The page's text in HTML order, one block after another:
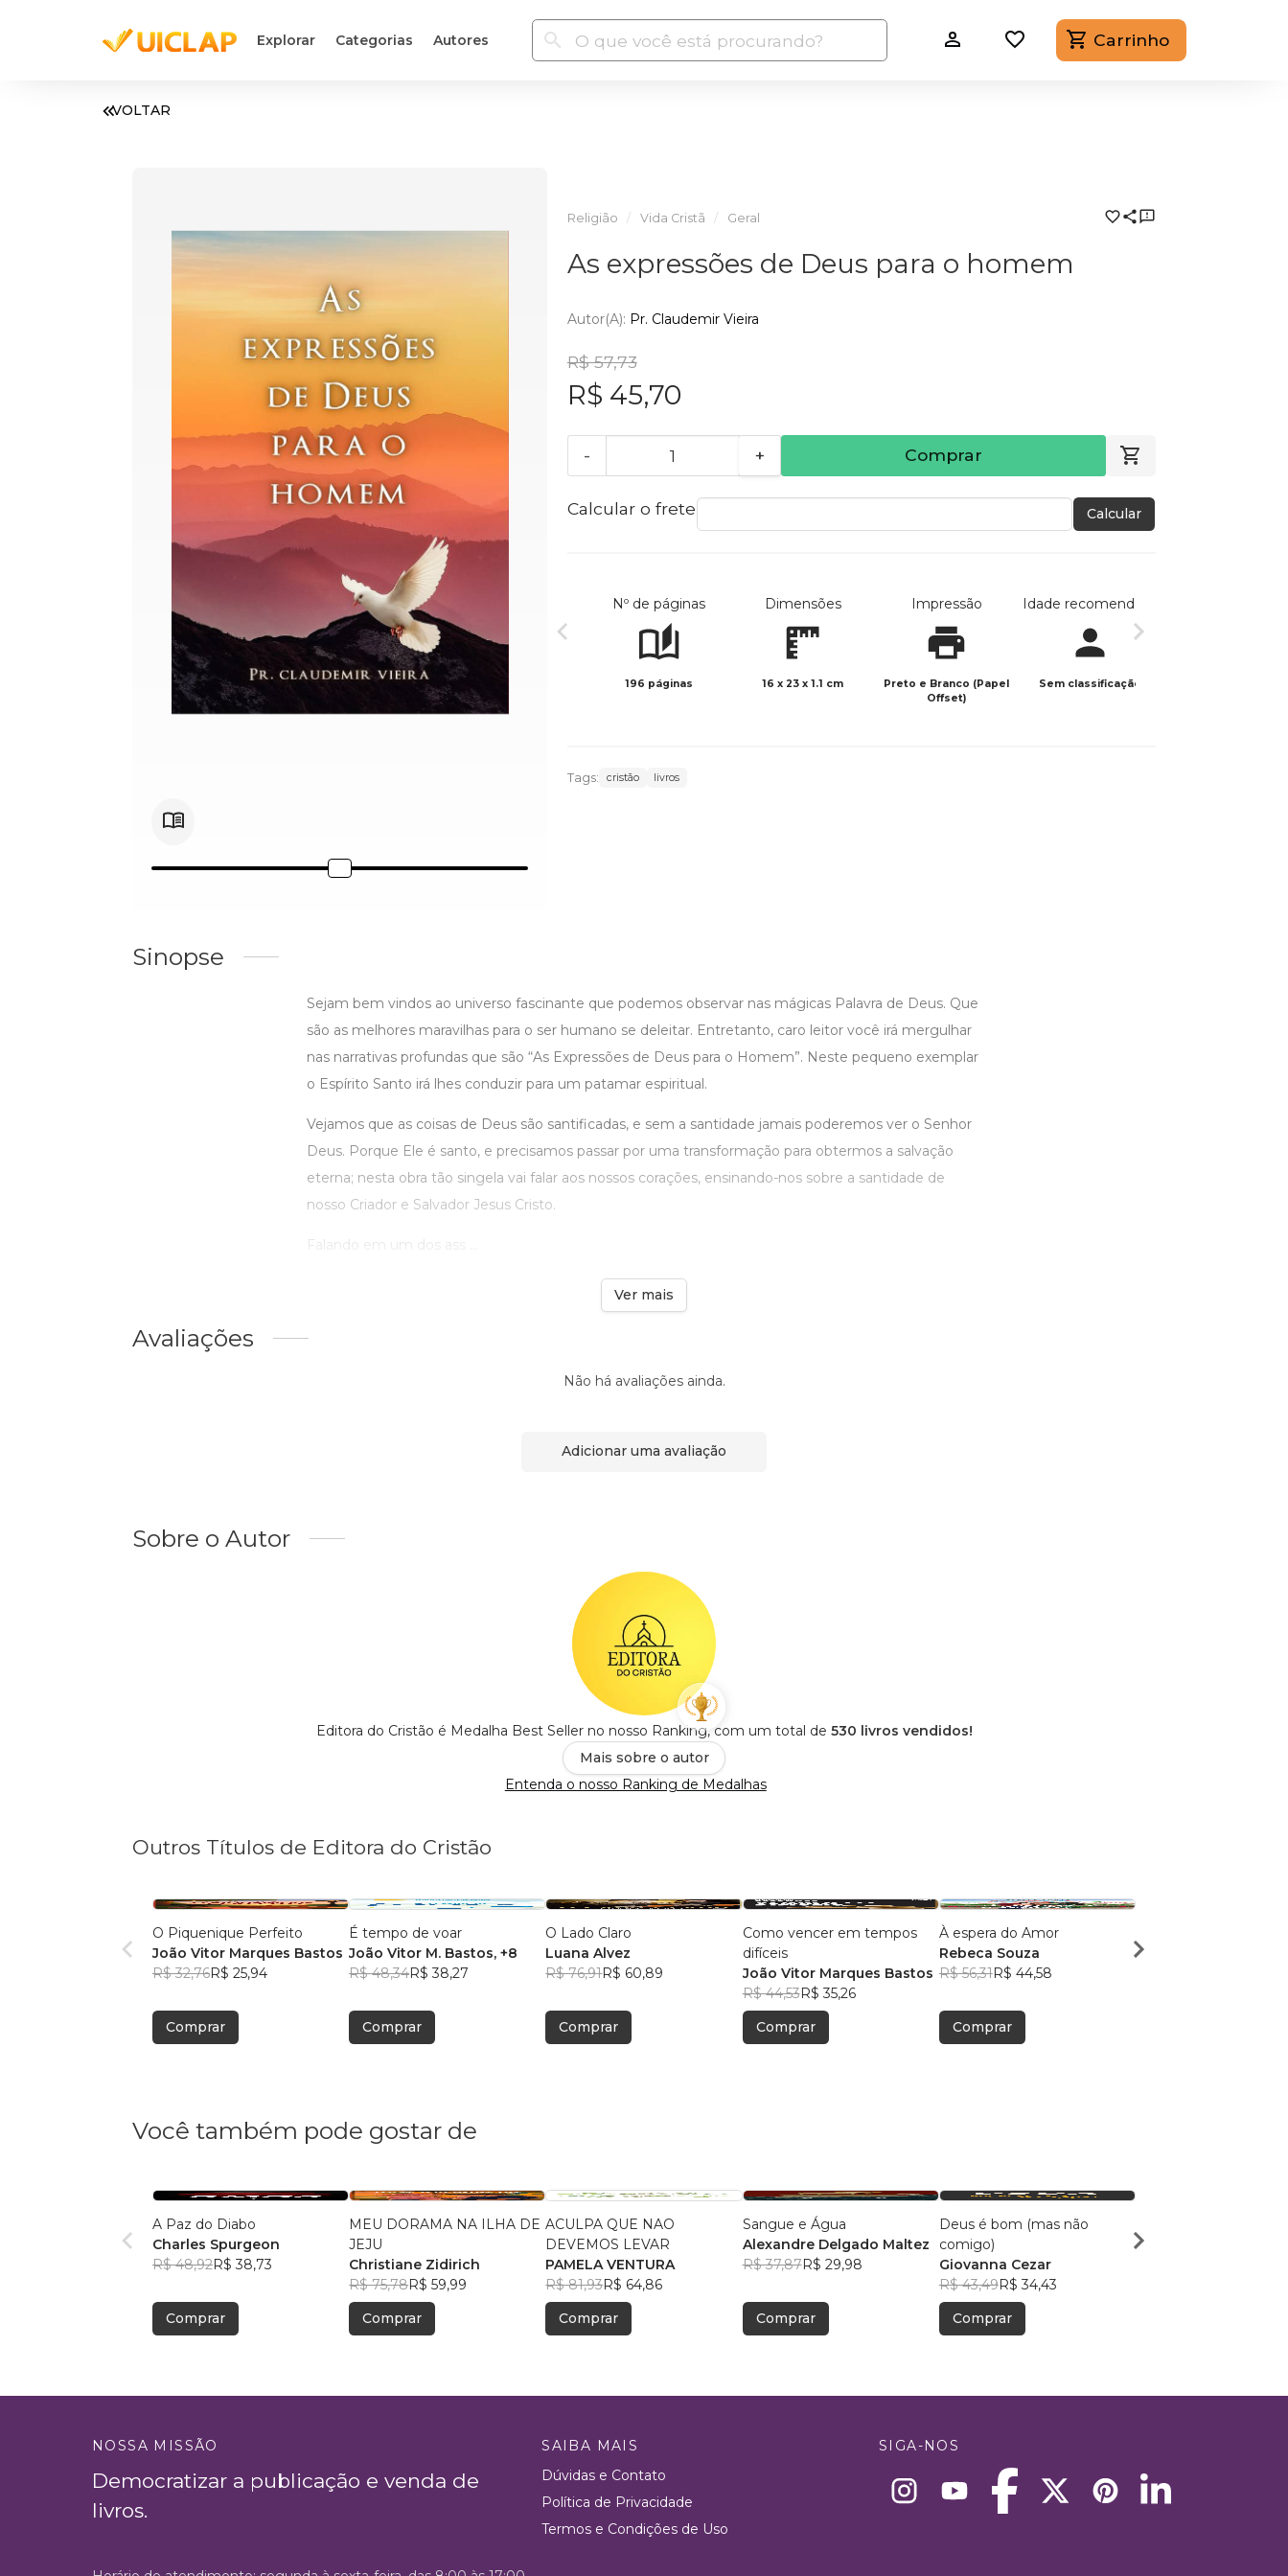
Explorar Categorias Autores Carrinho
VOLTAR
Religião Vida Cristã Geral
As expressões de Deus para o homem
Autor(a): Pr. Claudemir Vieira
R$ 57,73
R$ 45,70
- + Comprar
Calcular o frete Calcular
Nº de páginas
196 páginas
Dimensões
16 x 23 x 1.1 cm
Impressão
Preto e Branco (Papel
Offset)
Idade recomendada
Sem classificação
Tags: cristão livros
Sinopse
Sejam bem vindos ao universo fascinante que podemos observar nas mágicas Palavra de Deus. Que
são as melhores maravilhas para o ser humano se deleitar. Entretanto, caro leitor você irá mergulhar
nas narrativas profundas que são “As Expressões de Deus para o Homem”. Neste pequeno exemplar
o Espírito Santo irá lhes conduzir para um patamar espiritual.
Vejamos que as coisas de Deus são santificadas, e sem a santidade jamais poderemos ver o Senhor
Deus. Porque Ele é santo, e precisamos passar por uma transformação para obtermos a salvação
eterna; nesta obra tão singela vai falar aos nossos corações, ensinando-nos sobre a santidade de
nosso Criador e Salvador Jesus Cristo.
Falando em um dos ass ...
Ver mais
Avaliações
Não há avaliações ainda.
Adicionar uma avaliação
Sobre o Autor
Editora do Cristão é Medalha Best Seller no nosso Ranking, com um total de 530 livros vendidos!
Mais sobre o autor
Entenda o nosso Ranking de Medalhas
Outros Títulos de Editora do Cristão
O Piquenique Perfeito
João Vitor Marques Bastos
R$ 32,76R$ 25,94
Comprar
É tempo de voar
João Vitor M. Bastos, +8
R$ 48,34R$ 38,27
Comprar
O Lado Claro
Luana Alvez
R$ 76,91R$ 60,89
Comprar
Como vencer em tempos
difíceis
João Vitor Marques Bastos
R$ 44,53R$ 35,26
Comprar
À espera do Amor
Rebeca Souza
R$ 56,31R$ 44,58
Comprar
João Vitor M. Bastos
Você também pode gostar de
A Paz do Diabo
Charles Spurgeon
R$ 48,92R$ 38,73
Comprar
MEU DORAMA NA ILHA DE
JEJU
Christiane Zidirich
R$ 75,78R$ 59,99
Comprar
ACULPA QUE NAO
DEVEMOS LEVAR
PAMELA VENTURA
R$ 81,93R$ 64,86
Comprar
Sangue e Água
Alexandre Delgado Maltez
R$ 37,87R$ 29,98
Comprar
Deus é bom (mas não
comigo)
Giovanna Cezar
R$ 43,49R$ 34,43
Comprar
ROGÉRIO PAIVA
NOSSA MISSÃO
Democratizar a publicação e venda de
livros.
SAIBA MAIS
Dúvidas e Contato
Política de Privacidade
Termos e Condições de Uso
SIGA-NOS